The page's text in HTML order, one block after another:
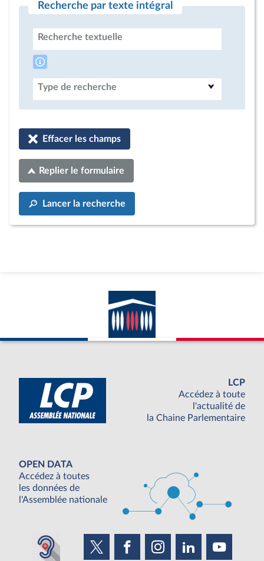
Recherche par texte intégral
Recherche textuelle
Type de recherche
Effacer les champs
Replier le formulaire
Lancer la recherche
LCP
Accédez à toute
l'actualité de
la Chaine Parlementaire
OPEN DATA
Accédez à toutes
les données de
l'Assemblée nationale